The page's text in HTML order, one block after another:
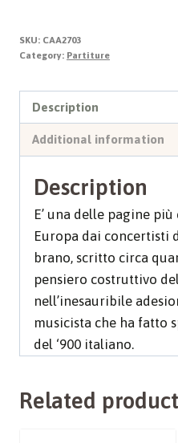
SKU: CAA2703
Category: Partiture
Description
Additional information
Description
E’ una delle pagine
Europa dai concertisti
brano, scritto circa
pensiero costruttivo
nell’inesauribile
musicista che ha fatto
del ‘900 italiano.
Related